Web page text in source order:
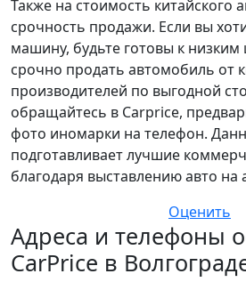
Также на стоимость китайского
срочность продажи. Если вы
машину, будьте готовы к
срочно продать автомобиль от
производителей по выгодной
обращайтесь в Carprice,
фото иномарки на телефон.
подготавливает лучшие
благодаря выставлению авто на
Оценить
Адреса и телефоны
CarPrice в